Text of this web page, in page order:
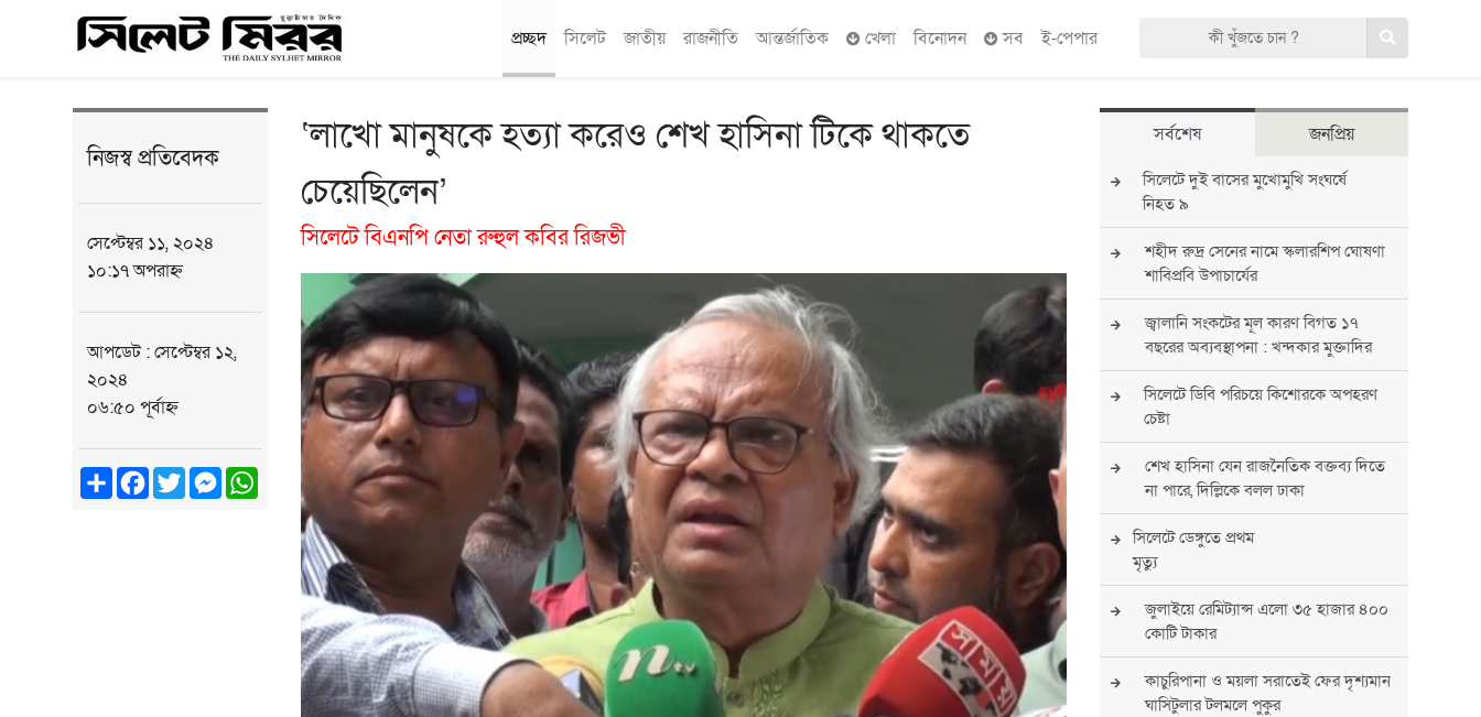
প্রচ্ছদ সিলেট জাতীয় রাজনীতি আন্তর্জাতিক খেলা বিনোদন সব ই-পেপার
নিজস্ব প্রতিবেদক
সেপ্টেম্বর ১১, ২০২৪
১০:১৭ অপরাহ্ন
আপডেট : সেপ্টেম্বর ১২,
২০২৪
০৬:৫০ পূর্বাহ্ন
ShareFacebook
TwitterMessengerWhatsApp
‘লাখো মানুষকে হত্যা করেও শেখ হাসিনা টিকে থাকতে
চেয়েছিলেন’
সিলেটে বিএনপি নেতা রুহুল কবির রিজভী
সর্বশেষ জনপ্রিয়
সিলেটে দুই বাসের মুখোমুখি সংঘর্ষে
নিহত ৯
শহীদ রুদ্র সেনের নামে স্কলারশিপ ঘোষণা
শাবিপ্রবি উপাচার্যের
জ্বালানি সংকটের মূল কারণ বিগত ১৭
বছরের অব্যবস্থাপনা : খন্দকার মুক্তাদির
সিলেটে ডিবি পরিচয়ে কিশোরকে অপহরণ
চেষ্টা
শেখ হাসিনা যেন রাজনৈতিক বক্তব্য দিতে
না পারে, দিল্লিকে বলল ঢাকা
সিলেটে ডেঙ্গুতে প্রথম
মৃত্যু
জুলাইয়ে রেমিট্যান্স এলো ৩৫ হাজার ৪০০
কোটি টাকার
কাচুরিপানা ও ময়লা সরাতেই ফের দৃশ্যমান
ঘাসিটুলার টলমলে পুকুর